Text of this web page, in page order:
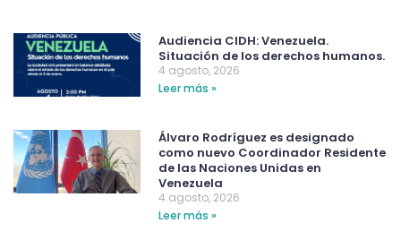
Audiencia CIDH: Venezuela.
Situación de los derechos humanos.
4 agosto, 2026
Leer más »
Álvaro Rodríguez es designado
como nuevo Coordinador Residente
de las Naciones Unidas en
Venezuela
4 agosto, 2026
Leer más »